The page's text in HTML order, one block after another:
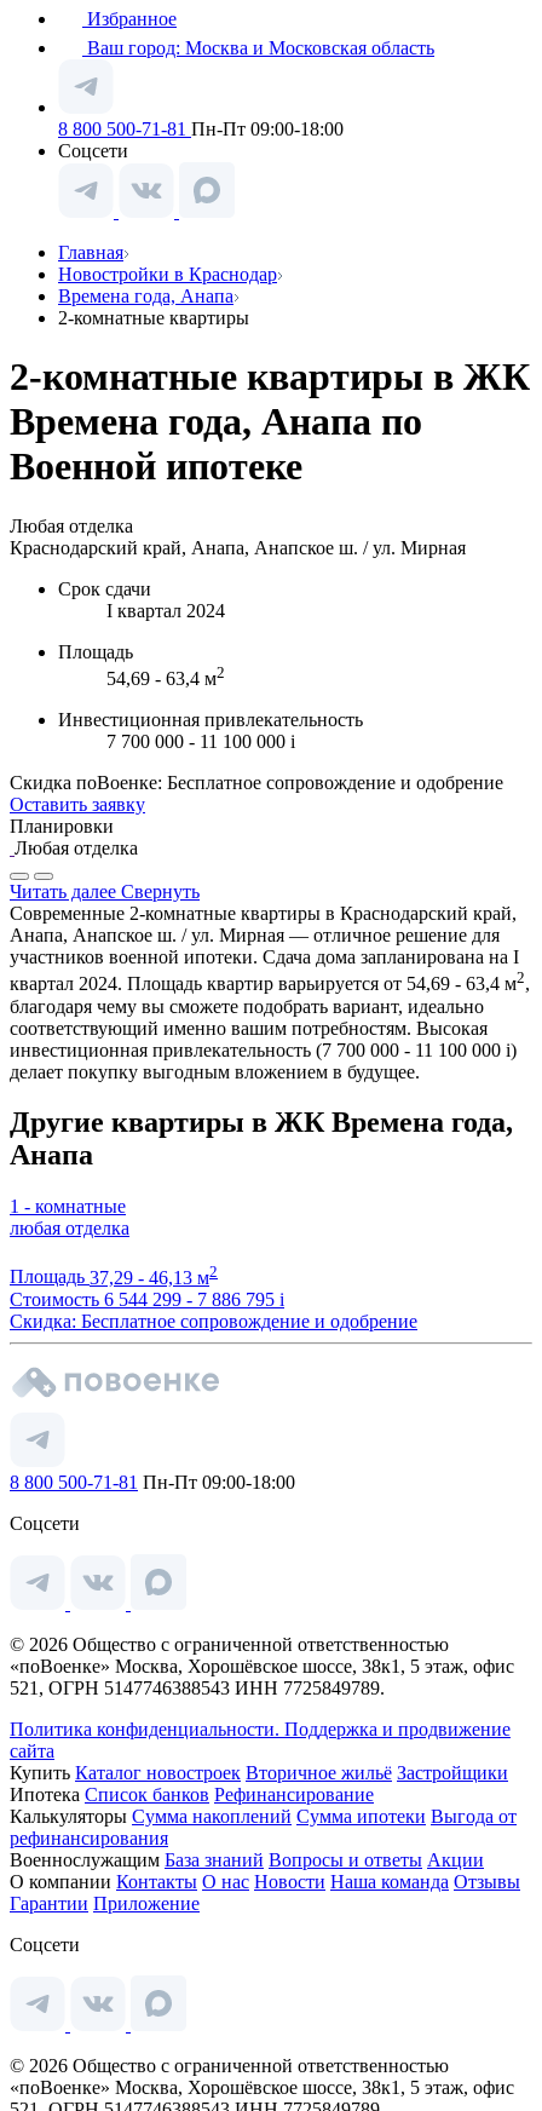
Избранное
Ваш город: Москва и Московская область
8 800 500-71-81 Пн-Пт 09:00-18:00
Соцсети
Главная
Новостройки в Краснодар
Времена года, Анапа
2-комнатные квартиры
2-комнатные квартиры в ЖК
Времена года, Анапа по
Военной ипотеке
Любая отделка
Краснодарский край, Анапа, Анапское ш. / ул. Мирная
Срок сдачи
I квартал 2024
Площадь
54,69 - 63,4 м2
Инвестиционная привлекательность
7 700 000 - 11 100 000 i
Скидка поВоенке: Бесплатное сопровождение и одобрение
Оставить заявку
Планировки
Любая отделка
Читать далее Свернуть
Современные 2-комнатные квартиры в Краснодарский край,
Анапа, Анапское ш. / ул. Мирная — отличное решение для
участников военной ипотеки. Сдача дома запланирована на I
квартал 2024. Площадь квартир варьируется от 54,69 - 63,4 м2,
благодаря чему вы сможете подобрать вариант, идеально
соответствующий именно вашим потребностям. Высокая
инвестиционная привлекательность (7 700 000 - 11 100 000 i)
делает покупку выгодным вложением в будущее.
Другие квартиры в ЖК Времена года,
Анапа
1 - комнатные
любая отделка
Площадь 37,29 - 46,13 м2
Стоимость 6 544 299 - 7 886 795 i
Скидка: Бесплатное сопровождение и одобрение
8 800 500-71-81 Пн-Пт 09:00-18:00
Соцсети
© 2026 Общество с ограниченной ответственностью
«поВоенке» Москва, Хорошёвское шоссе, 38к1, 5 этаж, офис
521, ОГРН 5147746388543 ИНН 7725849789.
Политика конфиденциальности. Поддержка и продвижение
сайта
Купить Каталог новостроек Вторичное жильё Застройщики
Ипотека Список банков Рефинансирование
Калькуляторы Сумма накоплений Сумма ипотеки Выгода от
рефинансирования
Военнослужащим База знаний Вопросы и ответы Акции
О компании Контакты О нас Новости Наша команда Отзывы
Гарантии Приложение
Соцсети
© 2026 Общество с ограниченной ответственностью
«поВоенке» Москва, Хорошёвское шоссе, 38к1, 5 этаж, офис